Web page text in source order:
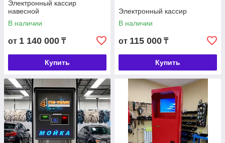
Электронный кассир
навесной
В наличии
от 1 140 000 ₸
Купить
Электронный кассир
В наличии
от 115 000 ₸
Купить